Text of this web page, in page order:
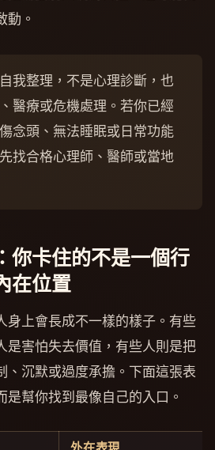
動。
我整理，不是心理診斷，也
醫療或危機處理。若你已經
念頭、無法睡眠或日常功能
找合格心理師、醫師或當地
你卡住的不是一個行
在位置
身上會長成不一樣的樣子。有些
是害怕失去價值，有些人則是把
、沉默或過度承擔。下面這張表
是幫你找到最像自己的入口。
外在表現